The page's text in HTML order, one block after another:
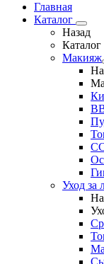
Главная
Каталог
Назад
Каталог
Макияж
Уход за